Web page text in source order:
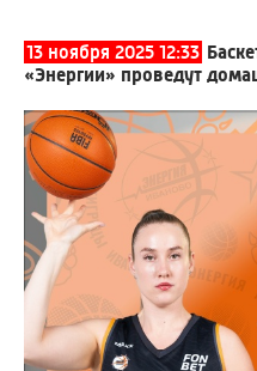
13 ноября 2025 12:33
«Энергии» проведут